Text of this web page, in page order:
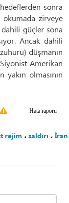
sonra
okumada zirveye
güçler sona
Ancak dahili
düşmanın
Amerikan
olmasının
Hata raporu
rejim ، saldırı ، İran